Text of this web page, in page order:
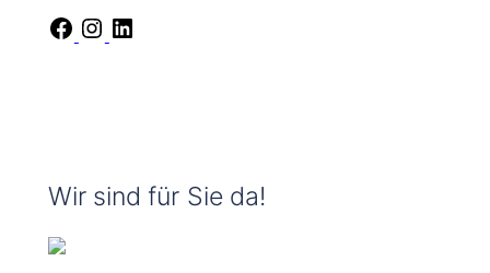
F
a
k
n
a
m
n
Wir sind für Sie da!